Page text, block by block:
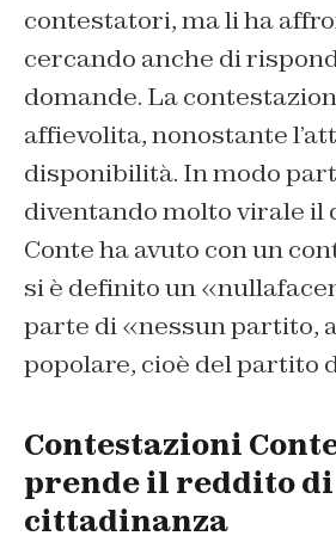
contestatori, ma li ha
cercando anche di
domande. La
affievolita, nonostante
disponibilità. In modo
diventando molto virale il
Conte ha avuto con un
si è definito un
parte di «nessun partito,
popolare, cioè del partito
Contestazioni
prende il reddito di
cittadinanza